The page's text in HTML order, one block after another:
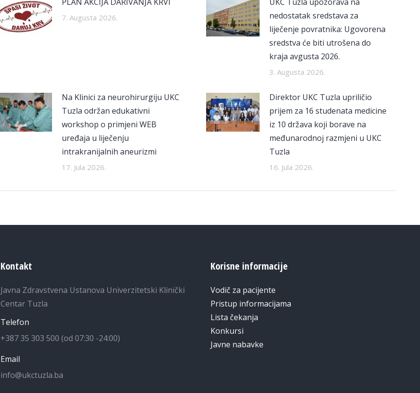
7. Augusta 2026.
nedostatak sredstava za
liječenje povratnika: Ugovorena
sredstva će biti utrošena do
kraja avgusta 2026.
3. Augusta 2026.
Na Klinici za neurohirurgiju UKC
Tuzla održan edukativni
workshop o primjeni WEB
uređaja u liječenju
intrakranijalnih aneurizmi
17. Jula 2026.
Direktor UKC Tuzla upriličio
prijem za 16 studenata medicine
iz 10 država koji borave na
međunarodnoj razmjeni u UKC
Tuzla
16. Jula 2026.
Kontakt
Javna Zdravstvena Ustanova Univerzitetski Klinički
Centar Tuzla
Telefon
+387 35 303 500 (od 07:30 -24:00)
Email
info@ukctuzla.ba
Korisne informacije
Vodič za pacijente
Pristup informacijama
Lista čekanja
Konkursi
Javne nabavke